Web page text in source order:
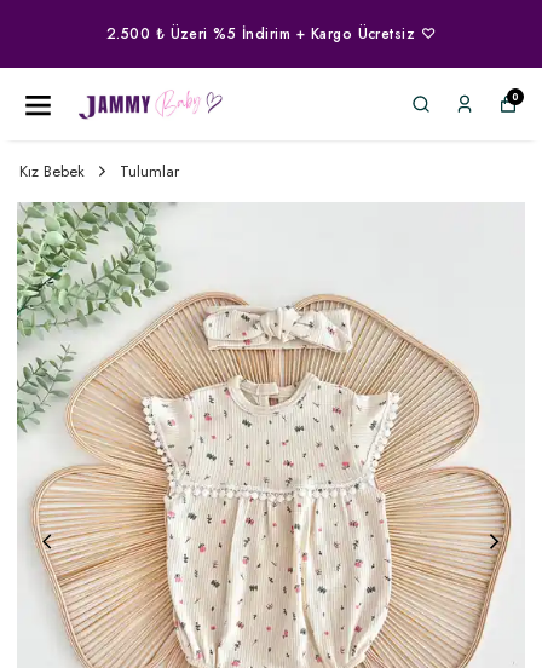
2.500 ₺ Üzeri %5 İndirim + Kargo Ücretsiz ♡
0
Kız Bebek Tulumlar